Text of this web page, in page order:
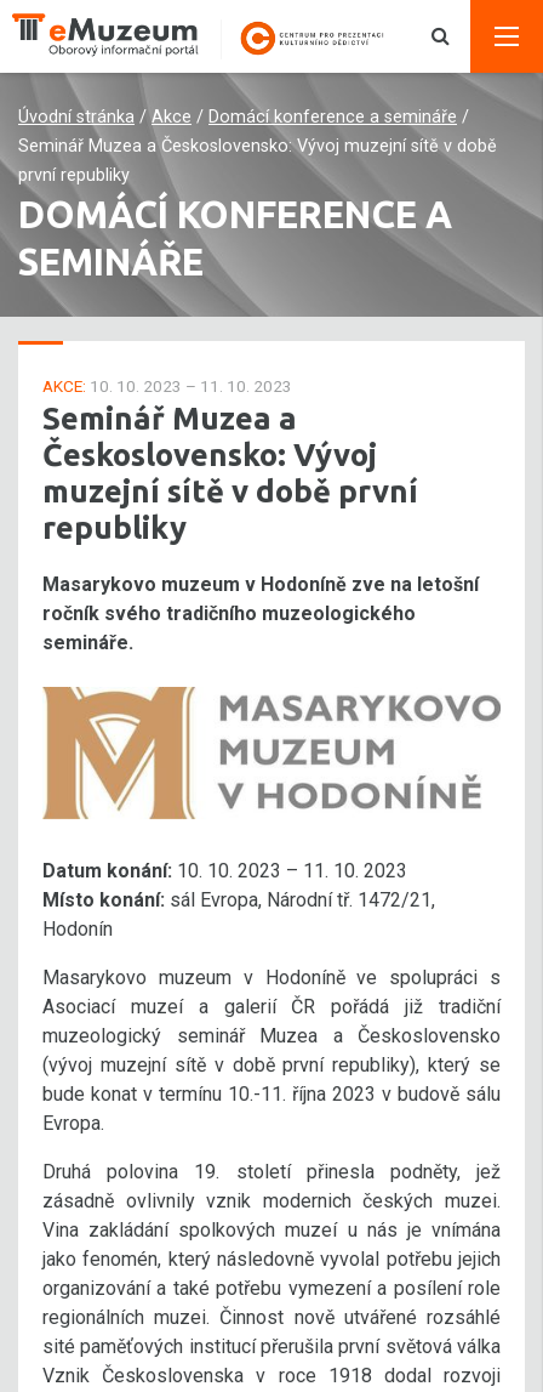
Úvodní stránka / Akce / Domácí konference a semináře /
Seminář Muzea a Československo: Vývoj muzejní sítě v době
první republiky
DOMÁCÍ KONFERENCE A
SEMINÁŘE
AKCE: 10. 10. 2023 – 11. 10. 2023
Seminář Muzea a
Československo: Vývoj
muzejní sítě v době první
republiky
Masarykovo muzeum v Hodoníně zve na letošní
ročník svého tradičního muzeologického
semináře.
Datum konání: 10. 10. 2023 – 11. 10. 2023
Místo konání: sál Evropa, Národní tř. 1472/21,
Hodonín
Masarykovo muzeum v Hodoníně ve spolupráci s
Asociací muzeí a galerií ČR pořádá již tradiční
muzeologický seminář Muzea a Československo
(vývoj muzejní sítě v době první republiky), který se
bude konat v termínu 10.-11. října 2023 v budově sálu
Evropa.
Druhá polovina 19. století přinesla podněty, jež
zásadně ovlivnily vznik modernich českých muzei.
Vina zakládání spolkových muzeí u nás je vnímána
jako fenomén, který následovně vyvolal potřebu jejich
organizování a také potřebu vymezení a posílení role
regionálních muzei. Činnost nově utvářené rozsáhlé
sité paměťových institucí přerušila první světová válka
Vznik Československa v roce 1918 dodal rozvoji